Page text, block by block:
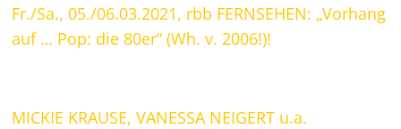
Fr./Sa., 05./06.03.2021, rbb FERNSEHEN: „Vorhang
auf … Pop: die 80er“ (Wh. v. 2006!)!
MICKIE KRAUSE, VANESSA NEIGERT u.a.